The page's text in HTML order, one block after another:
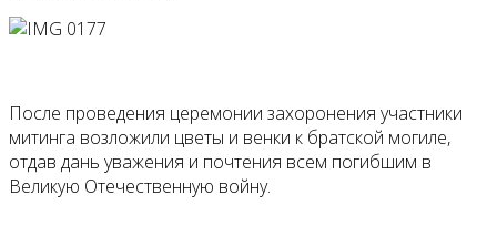
После проведения церемонии захоронения участники
митинга возложили цветы и венки к братской могиле,
отдав дань уважения и почтения всем погибшим в
Великую Отечественную войну.